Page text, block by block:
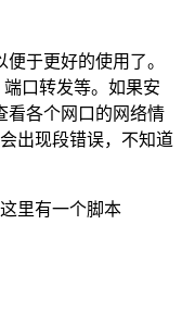
于更好的使用了。
口转发等。如果安
看各个网口的网络情
出现段错误，不知道
里有一个脚本